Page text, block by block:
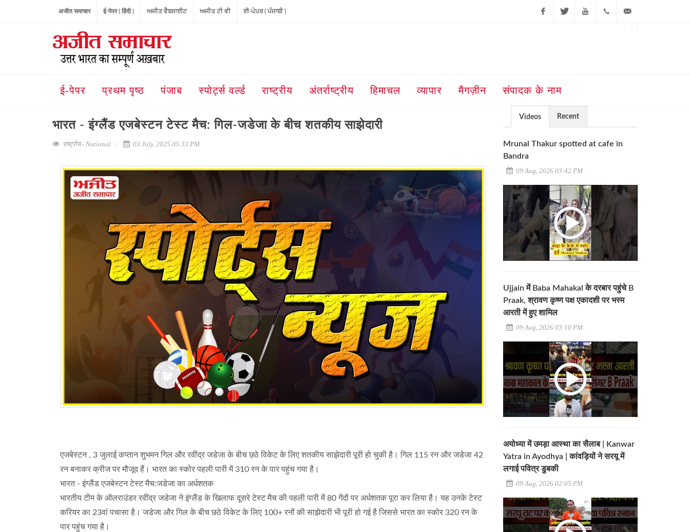
अजीत समाचार ई-पेपर ( हिंदी ) ਅਜੀਤ ਵੈਬਸਾਈਟ ਅਜੀਤ ਟੀ ਵੀ ਈ-ਪੇਪਰ ( ਪੰਜਾਬੀ )
ई-पेपर प्रथम पृष्ठ पंजाब स्पोर्ट्स वर्ल्ड राष्ट्रीय अंतर्राष्ट्रीय हिमाचल व्यापार मैगज़ीन संपादक के नाम
भारत - इंग्लैंड एजबेस्टन टेस्ट मैच: गिल-जडेजा के बीच शतकीय साझेदारी
राष्ट्रीय - National 03 July, 2025 05:33 PM
एजबेस्टन , 3 जुलाई कप्तान शुभमन गिल और रवींद्र जडेजा के बीच छठे विकेट के लिए शतकीय साझेदारी पूरी हो चुकी है। गिल 115 रन और जडेजा 42
रन बनाकर क्रीज पर मौजूद हैं। भारत का स्कोर पहली पारी में 310 रन के पार पहुंच गया है।
भारत - इंग्लैंड एजबेस्टन टेस्ट मैच:जडेजा का अर्धशतक
भारतीय टीम के ऑलराउंडर रवींद्र जडेजा ने इंग्लैंड के खिलाफ दूसरे टेस्ट मैच की पहली पारी में 80 गेंदों पर अर्धशतक पूरा कर लिया है। यह उनके टेस्ट
करियर का 23वां पचासा है। जडेजा और गिल के बीच छठे विकेट के लिए 100+ रनों की साझेदारी भी पूरी हो गई है जिससे भारत का स्कोर 320 रन के
पार पहुंच गया है।
Videos Recent
Mrunal Thakur spotted at cafe in
Bandra
09 Aug, 2026 03:42 PM
Ujjain में Baba Mahakal के दरबार पहुंचे B
Praak, श्रावण कृष्ण पक्ष एकादशी पर भस्म
आरती में हुए शामिल
09 Aug, 2026 03:10 PM
अयोध्या में उमड़ा आस्था का सैलाब | Kanwar
Yatra in Ayodhya | कांवड़ियों ने सरयू में
लगाई पवित्र डुबकी
09 Aug, 2026 02:05 PM